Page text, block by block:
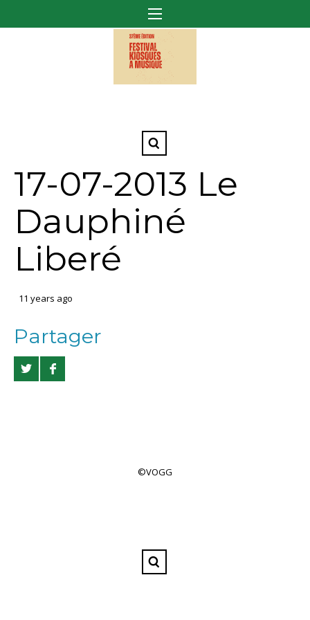
17-07-2013 Le
Dauphiné
Liberé
11 years ago
Partager
©VOGG